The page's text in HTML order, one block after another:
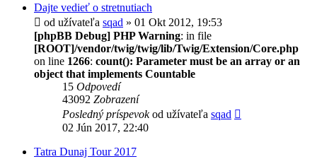
Dajte vedieť o stretnutiach
od užívateľa sqad » 01 Okt 2012, 19:53
[phpBB Debug] PHP Warning: in file
[ROOT]/vendor/twig/twig/lib/Twig/Extension/Core.php
on line 1266: count(): Parameter must be an array or an
object that implements Countable
15 Odpovedí
43092 Zobrazení
Posledný príspevokod užívateľa sqad
02 Jún 2017, 22:40
Tatra Dunaj Tour 2017